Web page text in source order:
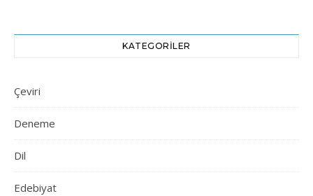
KATEGORILER
Çeviri
Deneme
Dil
Edebiyat